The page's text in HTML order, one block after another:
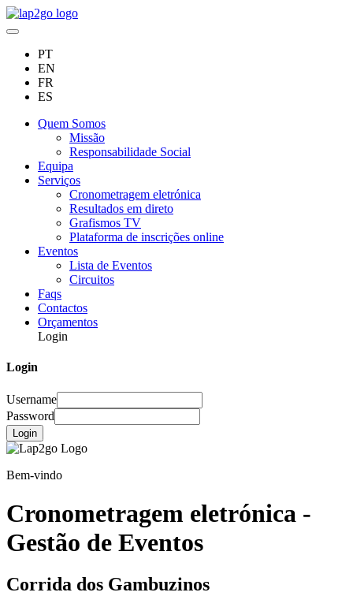
PT
EN
FR
ES
Quem Somos
Missão
Responsabilidade Social
Equipa
Serviços
Cronometragem eletrónica
Resultados em direto
Grafismos TV
Plataforma de inscrições online
Eventos
Lista de Eventos
Circuitos
Faqs
Contactos
Orçamentos
Login
Login
Username
Password
Login
Bem-vindo
Cronometragem eletrónica -
Gestão de Eventos
Corrida dos Gambuzinos